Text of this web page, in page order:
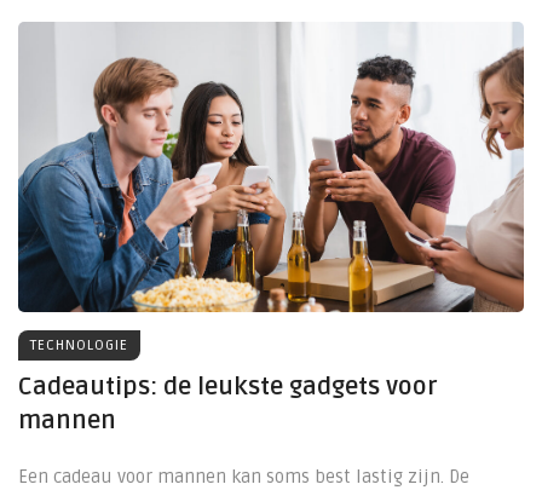
TECHNOLOGIE
Cadeautips: de leukste gadgets voor
mannen
Een cadeau voor mannen kan soms best lastig zijn. De